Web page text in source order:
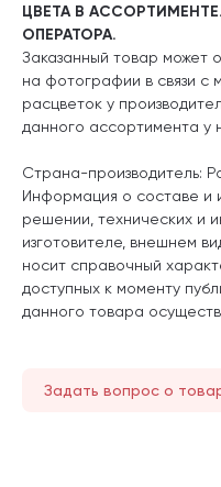
ЦВЕТА В
ОПЕРАТОРА.
Заказанный товар может
на фотографии в связи с
расцветок у
данного ассортимента у
Страна-производитель:
Информация о составе и
решении, технических и
изготовителе, внешнем
носит справочный
доступных к моменту
данного товара
Задать вопрос о